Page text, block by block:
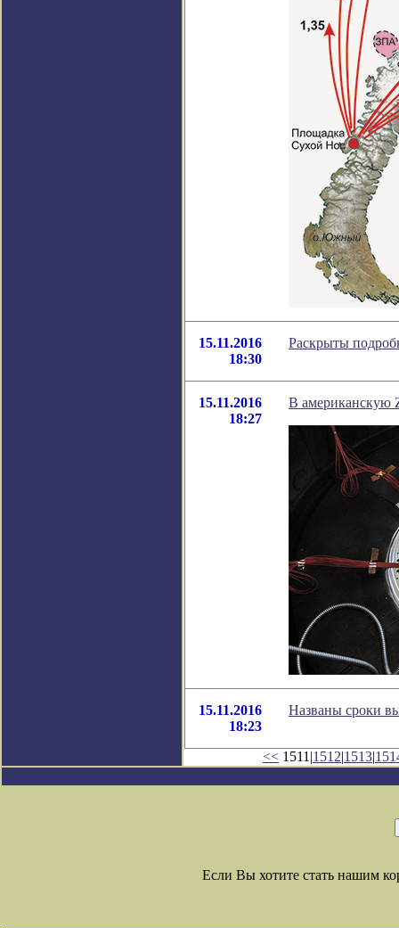
15.11.2016
18:30
Раскрыты
15.11.2016
18:27
В американскую
15.11.2016
18:23
Названы сроки
<< 1511|1512|1513|
Если Вы хотите стать нашим